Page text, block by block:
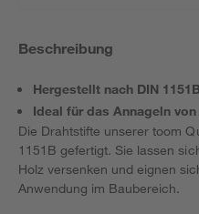
Beschreibung
Hergestellt nach DIN 1151B
Ideal für das Annageln
Die Drahtstifte unserer toom
1151B gefertigt. Sie lassen
Holz versenken und eignen
Anwendung im Baubereich.